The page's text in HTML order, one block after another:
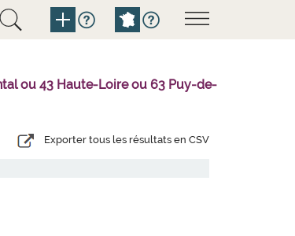
ou 43 Haute-Loire ou 63 Puy-de-
Exporter tous les résultats en CSV